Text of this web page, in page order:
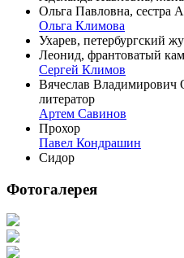
Ольга Павловна, сестра
Ольга Климова
Ухарев, петербургский
Леонид, франтоватый
Сергей Климов
Вячеслав Владимирович
литератор
Артем Савинов
Прохор
Павел Кондрашин
Сидор
Фотогалерея